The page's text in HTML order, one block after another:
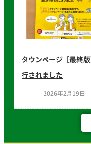
タウンページ【最終
行されました
2026年2月19日